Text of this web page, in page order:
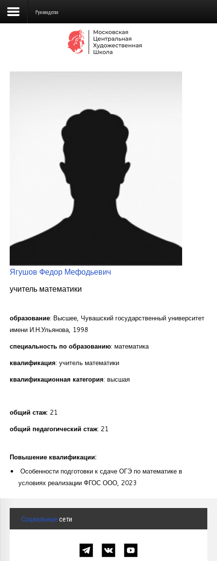
Сведения об образовательной
Детская Художественная школа
Курсы повышения квалификации
Центр непрерывного образования
Конкурсы
Творческий инкубатор
Руководство
Ягушов Федор Мефодьевич
учитель математики
образование: Высшее, Чувашский государственный университет
имени И.Н.Ульянова, 1998
специальность по образованию: математика
квалификация: учитель математики
квалификационная категория: высшая
общий стаж: 21
общий педагогический стаж: 21
Повышение квалификации:
Особенности подготовки к сдаче ОГЭ по математике в
условиях реализации ФГОС ООО, 2023
Социальные сети